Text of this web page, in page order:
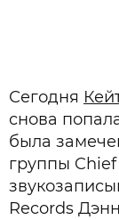
Сегодня
снова
была
группы
Records